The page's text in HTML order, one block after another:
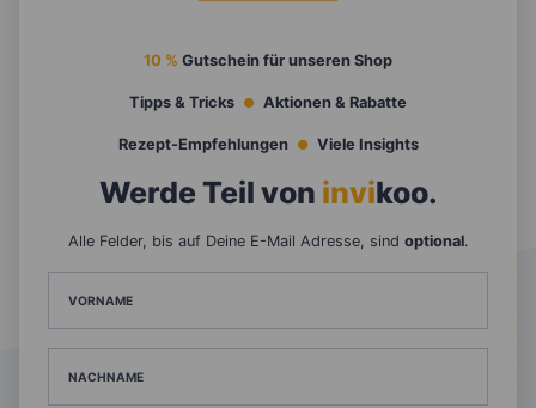
10 % Gutschein für unseren Shop
Tipps & Tricks Aktionen & Rabatte
Rezept-Empfehlungen Viele Insights
Werde Teil von invikoo.
Alle Felder, bis auf Deine E-Mail Adresse, sind optional.
VORNAME
NACHNAME